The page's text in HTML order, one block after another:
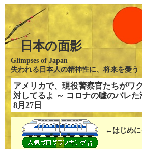
日本の面影
Glimpses of Japan
失われる日本人の精神性に、将来を
アメリカで、現役警察官たちがワ
対してるよ ～ コロナの嘘のバレ
8月27日
←はじめに